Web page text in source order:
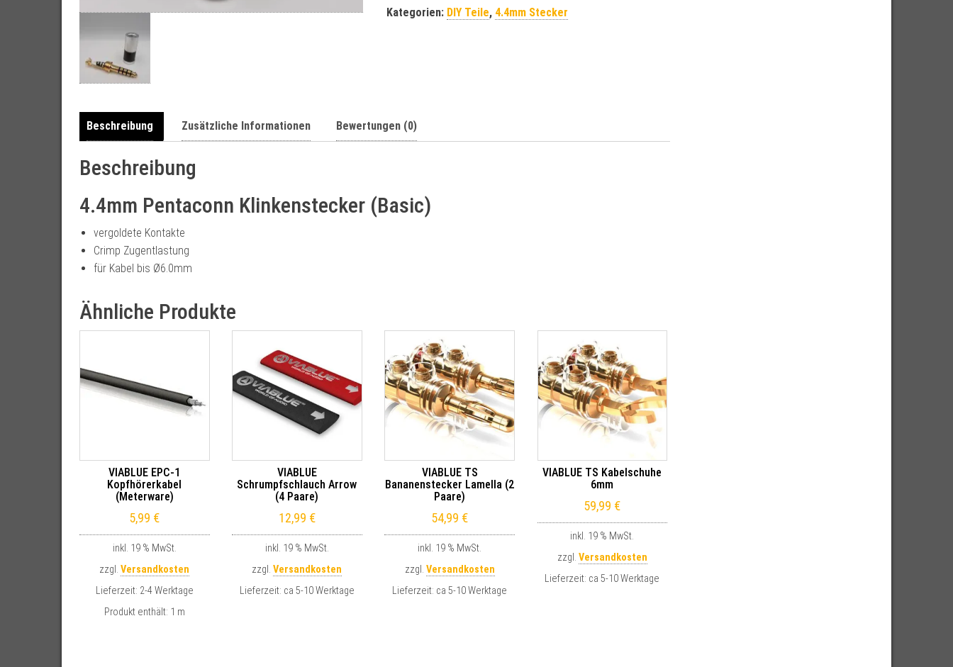
n
Kategorien: DIY Teile, 4.4mm Stecker
Beschreibung Zusätzliche Informationen Bewertungen (0)
Beschreibung
4.4mm Pentaconn Klinkenstecker (Basic)
vergoldete Kontakte
Crimp Zugentlastung
für Kabel bis Ø6.0mm
Ähnliche Produkte
VIABLUE EPC-1
Kopfhörerkabel
(Meterware)
5,99 €
inkl. 19 % MwSt.
zzgl.Versandkosten
Lieferzeit: 2-4 Werktage
Produkt enthält: 1 m
VIABLUE
Schrumpfschlauch Arrow
(4 Paare)
12,99 €
inkl. 19 % MwSt.
zzgl.Versandkosten
Lieferzeit: ca 5-10 Werktage
VIABLUE TS
Bananenstecker Lamella (2
Paare)
54,99 €
inkl. 19 % MwSt.
zzgl. Versandkosten
Lieferzeit: ca 5-10 Werktage
VIABLUE TS Kabelschuhe
6mm
59,99 €
inkl. 19 % MwSt.
zzgl. Versandkosten
Lieferzeit: ca 5-10 Werktage